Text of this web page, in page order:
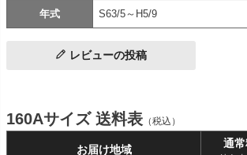
年式 S63/5～H5/9
レビューの投稿
160Aサイズ 送料表 （税込）
お届け地域 通